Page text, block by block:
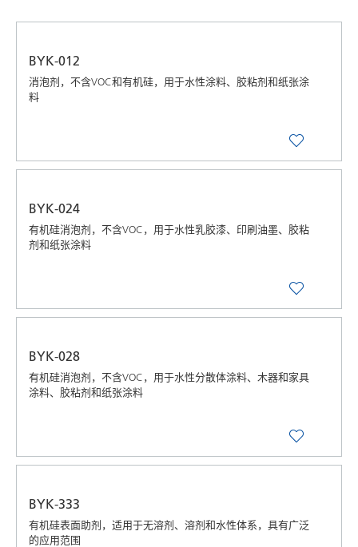
BYK-012
消泡剂，不含VOC和有机硅，用于水性涂料、胶粘剂和纸张涂
料
BYK-024
有机硅消泡剂，不含VOC，用于水性乳胶漆、印刷油墨、胶粘
剂和纸张涂料
BYK-028
有机硅消泡剂，不含VOC，用于水性分散体涂料、木器和家具
涂料、胶粘剂和纸张涂料
BYK-333
有机硅表面助剂，适用于无溶剂、溶剂和水性体系，具有广泛
的应用范围